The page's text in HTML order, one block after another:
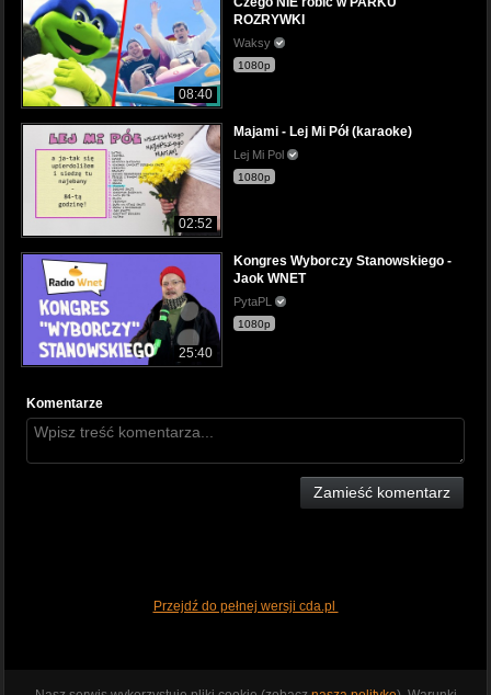
08:40
ROZRYWKI
Waksy
1080p
02:52
Majami - Lej Mi Pół (karaoke)
Lej Mi Pol
1080p
25:40
Kongres Wyborczy Stanowskiego -
Jaok WNET
PytaPL
1080p
Komentarze
Zamieść komentarz
Przejdź do pełnej wersji cda.pl